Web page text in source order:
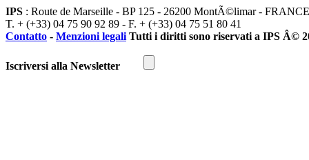
IPS : Route de Marseille - BP 125 - 26200 MontÃ©limar - FRANCE
T. + (+33) 04 75 90 92 89 - F. + (+33) 04 75 51 80 41
Contatto - Menzioni legali Tutti i diritti sono riservati a IPS Â©
Iscriversi alla Newsletter